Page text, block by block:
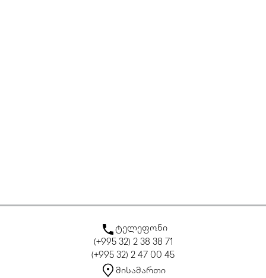
ტელეფონი
(+995 32) 2 38 38 71
(+995 32) 2 47 00 45
მისამართი